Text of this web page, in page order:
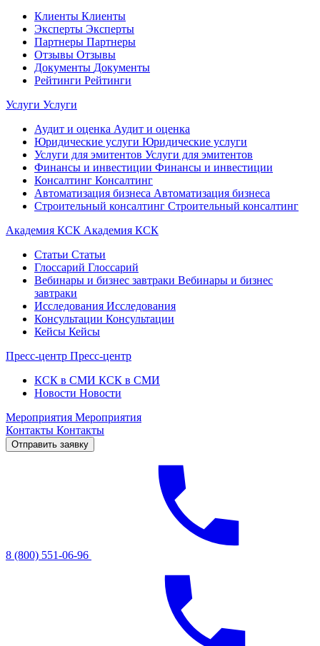
Клиенты Клиенты
Эксперты Эксперты
Партнеры Партнеры
Отзывы Отзывы
Документы Документы
Рейтинги Рейтинги
Услуги Услуги
Аудит и оценка Аудит и оценка
Юридические услуги Юридические услуги
Услуги для эмитентов Услуги для эмитентов
Финансы и инвестиции Финансы и инвестиции
Консалтинг Консалтинг
Автоматизация бизнеса Автоматизация бизнеса
Строительный консалтинг Строительный консалтинг
Академия КСК Академия КСК
Статьи Статьи
Глоссарий Глоссарий
Вебинары и бизнес завтраки Вебинары и бизнес
завтраки
Исследования Исследования
Консультации Консультации
Кейсы Кейсы
Пресс-центр Пресс-центр
КСК в СМИ КСК в СМИ
Новости Новости
Мероприятия Мероприятия
Контакты Контакты
Отправить заявку
8 (800) 551-06-96